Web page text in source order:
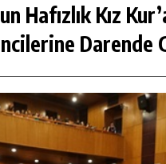
Hafızlık Kız
Darende